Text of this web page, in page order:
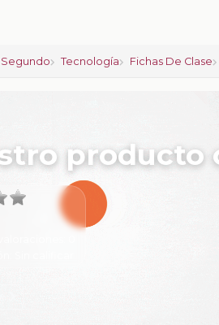
Segundo Tecnología Fichas De Clase
producto